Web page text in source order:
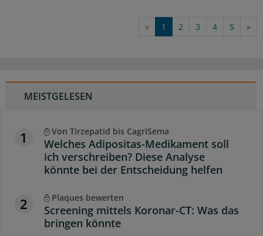
« 1 2 3 4 5 »
MEISTGELESEN
1 Von Tirzepatid bis CagriSema
Welches Adipositas-Medikament soll
ich verschreiben? Diese Analyse
könnte bei der Entscheidung helfen
2 Plaques bewerten
Screening mittels Koronar-CT: Was das
bringen könnte